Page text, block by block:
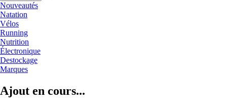
Nouveautés
Natation
Vélos
Running
Nutrition
Électronique
Destockage
Marques
Ajout en cours...